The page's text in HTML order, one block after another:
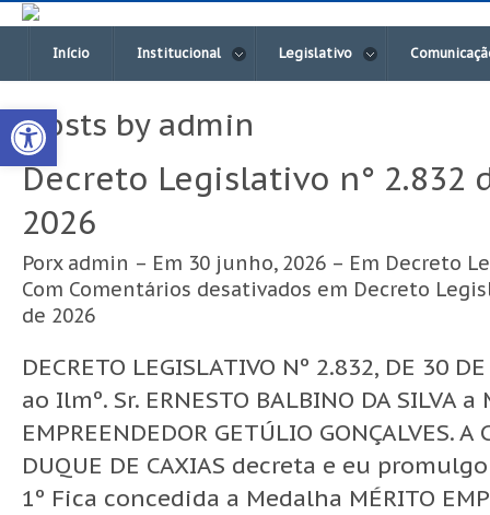
Open toolbar
Início Institucional Legislativo
Posts by admin
Decreto Legislativo n° 2.832
2026
Porx admin – Em 30 junho, 2026 – Em Decreto
Com Comentários desativados em Decreto
de 2026
DECRETO LEGISLATIVO Nº 2.832, DE 30
ao Ilmº. Sr. ERNESTO BALBINO DA SILVA
EMPREENDEDOR GETÚLIO GONÇALVES.
DUQUE DE CAXIAS decreta e eu
1º Fica concedida a Medalha MÉRITO